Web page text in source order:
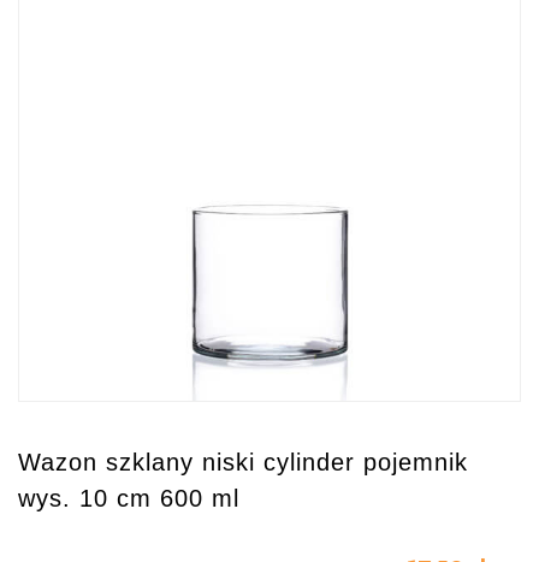
Wazon szklany niski cylinder pojemnik
wys. 10 cm 600 ml